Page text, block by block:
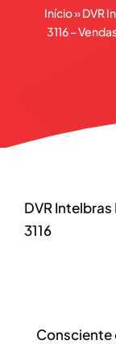
Início»DVR
3116 –
DVR Intelbras
3116
Consciente